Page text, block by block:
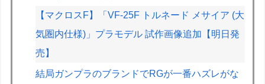
【マクロスF】「VF-25F トルネード メサイア (大
気圏内仕様)」プラモデル 試作画像追加【明日発
売】
結局ガンプラのブランドでRGが一番ハズレがな